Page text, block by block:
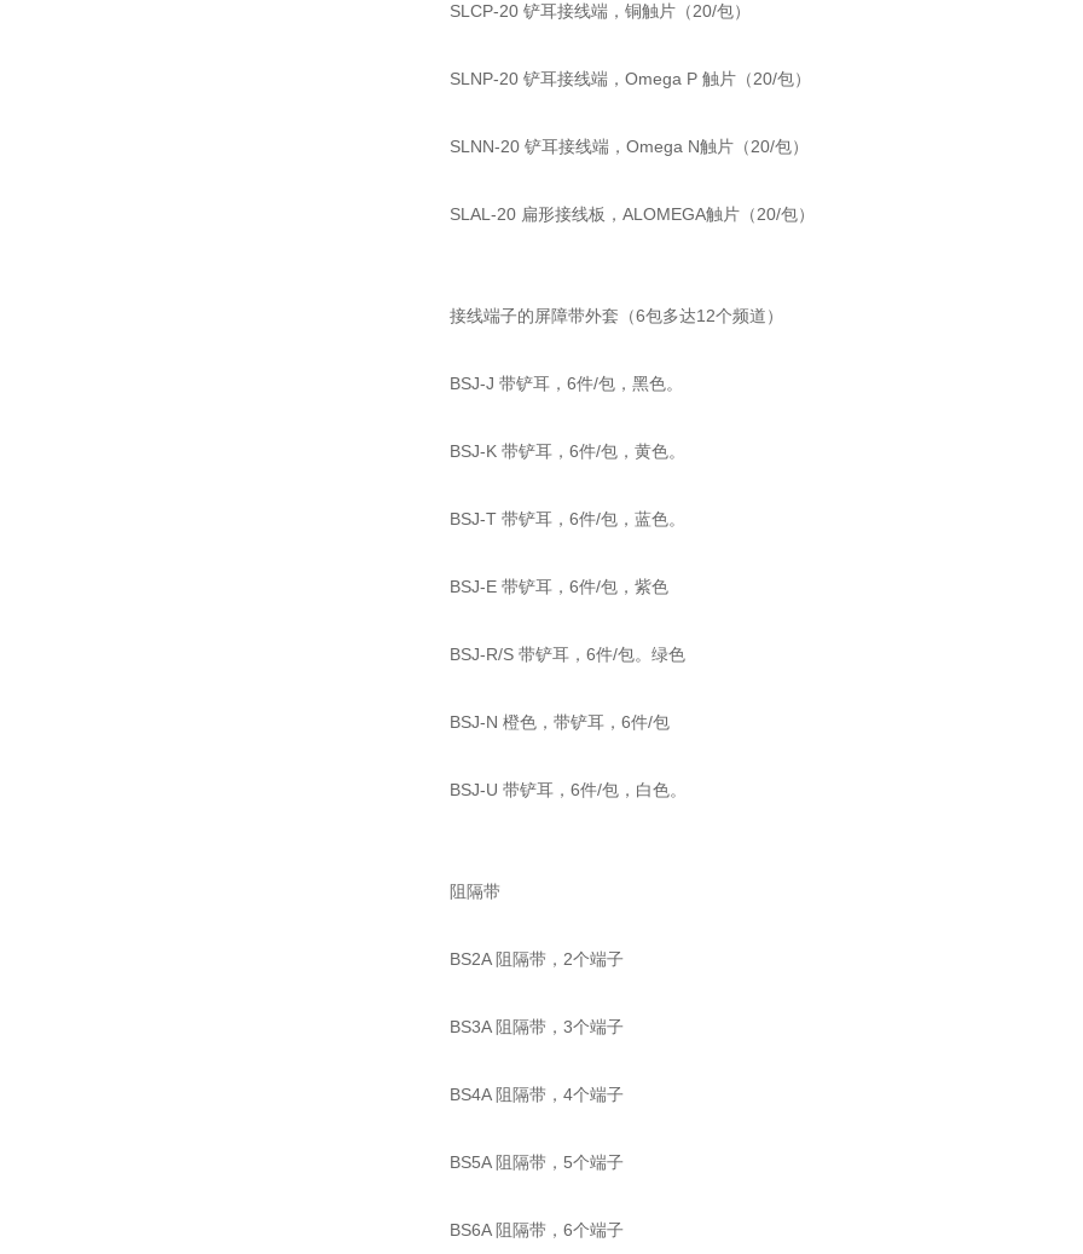
SLCP-20 铲耳接线端，铜触片（20/包）
SLNP-20 铲耳接线端，Omega P 触片（20/包）
SLNN-20 铲耳接线端，Omega N触片（20/包）
SLAL-20 扁形接线板，ALOMEGA触片（20/包）
接线端子的屏障带外套（6包多达12个频道）
BSJ-J 带铲耳，6件/包，黑色。
BSJ-K 带铲耳，6件/包，黄色。
BSJ-T 带铲耳，6件/包，蓝色。
BSJ-E 带铲耳，6件/包，紫色
BSJ-R/S 带铲耳，6件/包。绿色
BSJ-N 橙色，带铲耳，6件/包
BSJ-U 带铲耳，6件/包，白色。
阻隔带
BS2A 阻隔带，2个端子
BS3A 阻隔带，3个端子
BS4A 阻隔带，4个端子
BS5A 阻隔带，5个端子
BS6A 阻隔带，6个端子